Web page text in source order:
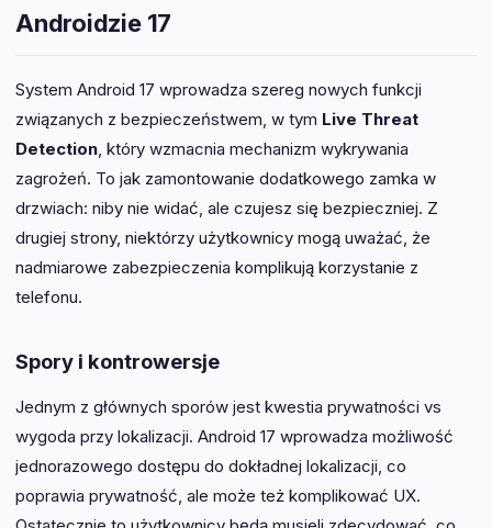
Androidzie 17
System Android 17 wprowadza szereg nowych funkcji
związanych z bezpieczeństwem, w tym Live Threat
Detection , który wzmacnia mechanizm wykrywania
zagrożeń. To jak zamontowanie dodatkowego zamka w
drzwiach: niby nie widać, ale czujesz się bezpieczniej. Z
drugiej strony, niektórzy użytkownicy mogą uważać, że
nadmiarowe zabezpieczenia komplikują korzystanie z
telefonu.
Spory i kontrowersje
Jednym z głównych sporów jest kwestia prywatności vs
wygoda przy lokalizacji. Android 17 wprowadza możliwość
jednorazowego dostępu do dokładnej lokalizacji, co
poprawia prywatność, ale może też komplikować UX.